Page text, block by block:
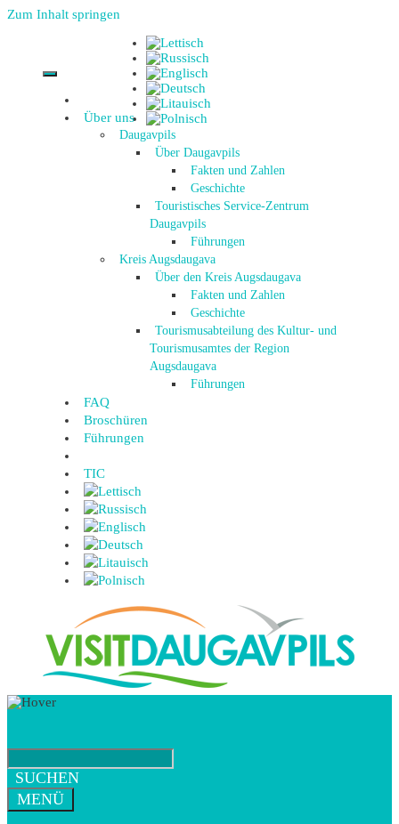
Zum Inhalt springen
Über uns
Daugavpils
Über Daugavpils
Fakten und Zahlen
Geschichte
Touristisches Service-Zentrum
Daugavpils
Führungen
Kreis Augsdaugava
Über den Kreis Augsdaugava
Fakten und Zahlen
Geschichte
Tourismusabteilung des Kultur- und
Tourismusamtes der Region
Augsdaugava
Führungen
FAQ
Broschüren
Führungen
TIC
SUCHEN
MENÜ